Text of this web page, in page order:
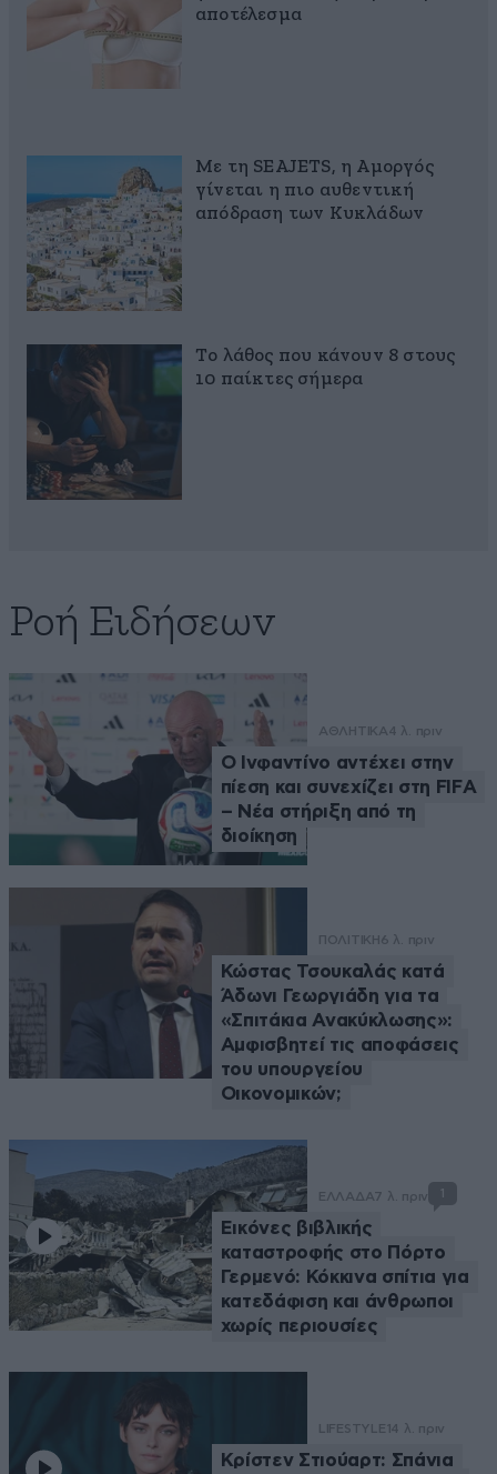
αποτέλεσμα
Με τη SEAJETS, η Αμοργός
γίνεται η πιο αυθεντική
απόδραση των Κυκλάδων
Το λάθος που κάνουν 8 στους
10 παίκτες σήμερα
Ροή Ειδήσεων
ΑΘΛΗΤΙΚΑ4 λ. πριν
Ο Ινφαντίνο αντέχει στην
πίεση και συνεχίζει στη FIFA
– Νέα στήριξη από τη
διοίκηση
ΠΟΛΙΤΙΚΗ6 λ. πριν
Κώστας Τσουκαλάς κατά
Άδωνι Γεωργιάδη για τα
«Σπιτάκια Ανακύκλωσης»:
Αμφισβητεί τις αποφάσεις
του υπουργείου
Οικονομικών;
ΕΛΛΑΔΑ7 λ. πριν 1
Εικόνες βιβλικής
καταστροφής στο Πόρτο
Γερμενό: Κόκκινα σπίτια για
κατεδάφιση και άνθρωποι
χωρίς περιουσίες
LIFESTYLE 14 λ. πριν
Κρίστεν Στιούαρτ: Σπάνια